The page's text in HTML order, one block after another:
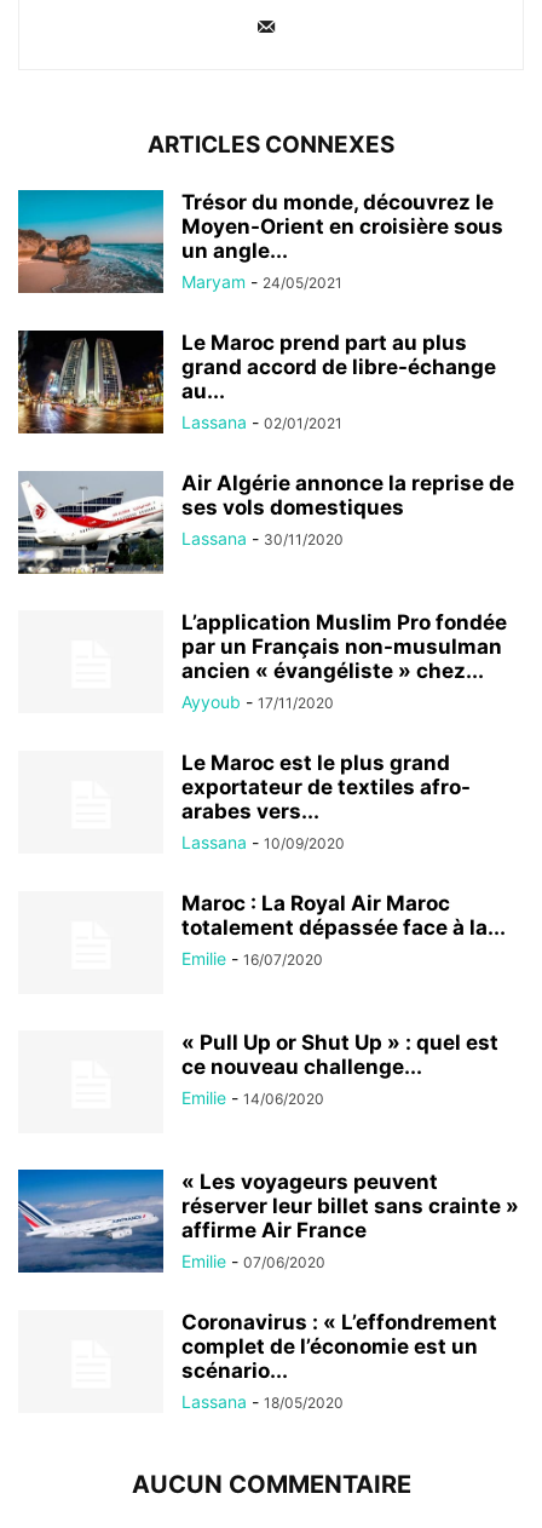
ARTICLES CONNEXES
Trésor du monde, découvrez le
Moyen-Orient en croisière sous
un angle...
Maryam - 24/05/2021
Le Maroc prend part au plus
grand accord de libre-échange
au...
Lassana - 02/01/2021
Air Algérie annonce la reprise de
ses vols domestiques
Lassana - 30/11/2020
L’application Muslim Pro fondée
par un Français non-musulman
ancien « évangéliste » chez...
Ayyoub - 17/11/2020
Le Maroc est le plus grand
exportateur de textiles afro-
arabes vers...
Lassana - 10/09/2020
Maroc : La Royal Air Maroc
totalement dépassée face à la...
Emilie - 16/07/2020
« Pull Up or Shut Up » : quel est
ce nouveau challenge...
Emilie - 14/06/2020
« Les voyageurs peuvent
réserver leur billet sans crainte »
affirme Air France
Emilie - 07/06/2020
Coronavirus : « L’effondrement
complet de l’économie est un
scénario...
Lassana - 18/05/2020
AUCUN COMMENTAIRE